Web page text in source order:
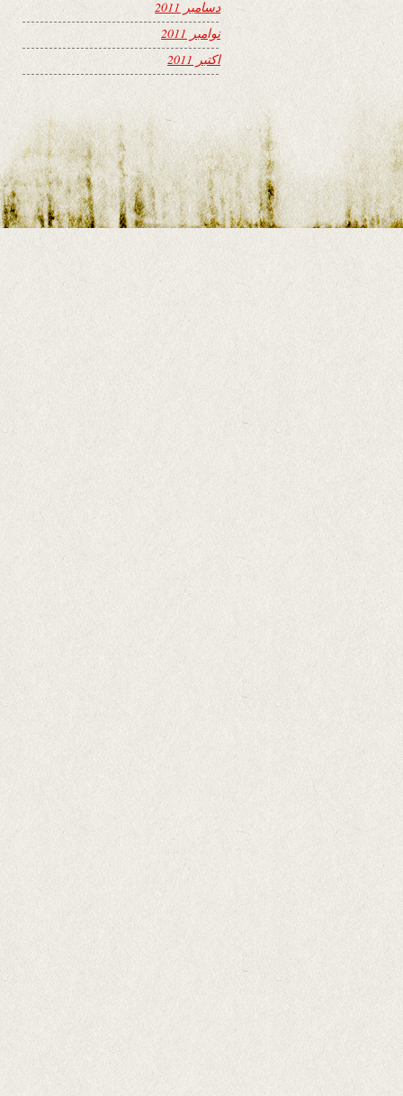
دسامبر 2011
نوامبر 2011
اکتبر 2011